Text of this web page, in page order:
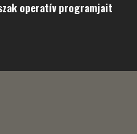
operatív programjait